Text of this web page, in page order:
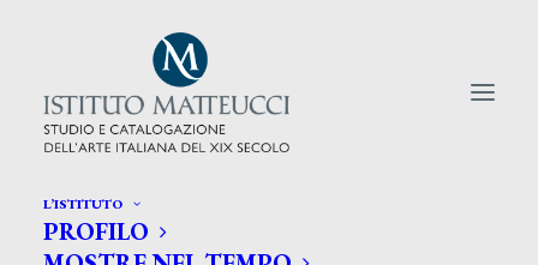
L’ISTITUTO
PROFILO
CERCA TRA GLI ARTISTI: